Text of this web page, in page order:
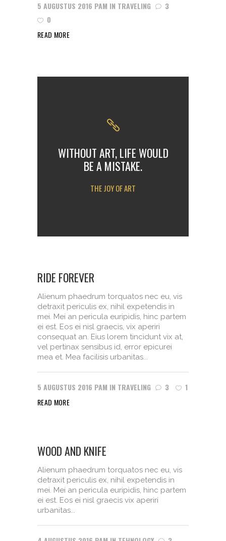
5 AUGUSTUS 2016 PAM IN TRAVELING
3
0
READ MORE
WITHOUT ART, LIFE WOULD
BE A MISTAKE.
THE JOY OF ART
RIDE FOREVER
Alienum phaedrum torquatos nec eu, vis
detraxit periculis ex, nihil expetendis in
mei. Mei an pericula euripidis, hinc partem
ei est. Eos ei nisl graecis, vix aperiri
consequat an. Eius lorem tincidunt vix at,
vel pertinax sensibus id, error epicurei
mea et. Mea facilisis urbanitas...
5 AUGUSTUS 2016 PAM IN TRAVELING 3
1
READ MORE
WOOD AND KNIFE
Alienum phaedrum torquatos nec eu, vis
detraxit periculis ex, nihil expetendis in
mei. Mei an pericula euripidis, hinc partem
ei est. Eos ei nisl graecis vix aperiri
urbanitas...